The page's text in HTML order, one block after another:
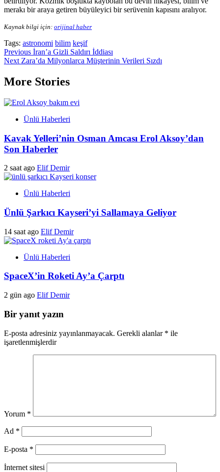
merakı bir araya getiren büyüleyici bir serüvenin kapısını aralıyor.
Kaynak bilgi için: orijinal haber
Tags: astronomi bilim keşif
Post
navigation
Previous İran’a Gizli Saldırı İddiası
Next Zara’da Milyonlarca Müşterinin Verileri Sızdı
More Stories
Ünlü Haberleri
Kavak Yelleri’nin Osman Amcası Erol Aksoy’dan
Son Haberler
2 saat ago Elif Demir
Ünlü Haberleri
Ünlü Şarkıcı Kayseri’yi Sallamaya Geliyor
14 saat ago Elif Demir
Ünlü Haberleri
SpaceX’in Roketi Ay’a Çarptı
2 gün ago Elif Demir
Bir yanıt yazın
E-posta adresiniz yayınlanmayacak. Gerekli alanlar * ile
işaretlenmişlerdir
Yorum *
Ad *
E-posta *
İnternet sitesi